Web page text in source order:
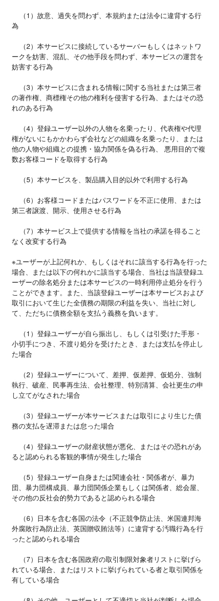
為
ークを妨害、混乱、その他手段を問わず、本サービスの運営を
妨害する行為
の著作権、商標権その他の権利を侵害する行為、またはその恐
れのある行為
権がないにもかかわらず会社などの組織を名乗ったり、または
他の人物や組織との提携・協力関係を偽る行為、 悪用目的で複
数お客様コードを取得する行為
第三者譲渡、開示、使用させる行為
なく改変する行為
※ユーザーが上記何れか、もしくはそれに該当する行為を行った
場合、または以下の何れかに該当する場合、当社は当該登録ユ
ーザーの除名処分または本サービスの一時利用停止処分を行う
ことができます。また、当該登録ユーザーは本サービスおよび
取引において生じた全債務の期限の利益を失い、当社に対し
て、ただちに債務全額を支払う義務を負います。
小切手につき、不渡り処分を受けたとき、または支払を停止し
た場合
執行、破産、民事再生法、会社整理、特別清算、会社更生の申
し立てがなされた場合
務の支払を遅滞または怠った場合
ると認められる客観的事情が発生した場合
団、暴力団構成員、暴力団関係企業もしくは関係者、総会屋、
その他の反社会的勢力であると認められる場合
外腐敗行為防止法、英国贈収賄法等）に違背する汚職行為を行
ったと認められる場合
れている場合、またはリストに挙げられている者と取引関係を
有している場合